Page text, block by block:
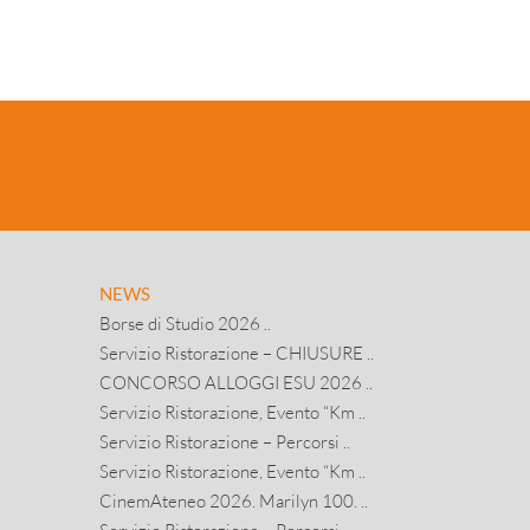
NEWS
Borse di Studio 2026 ..
Servizio Ristorazione – CHIUSURE ..
CONCORSO ALLOGGI ESU 2026 ..
Servizio Ristorazione, Evento “Km ..
Servizio Ristorazione – Percorsi ..
Servizio Ristorazione, Evento “Km ..
CinemAteneo 2026. Marilyn 100. ..